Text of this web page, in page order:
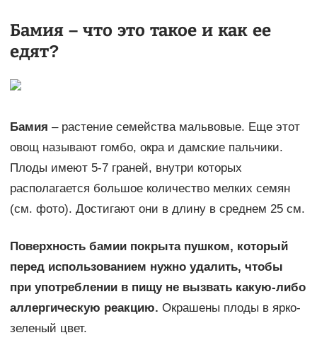
Бамия – что это такое и как ее
едят?
Бамия – растение семейства мальвовые. Еще этот
овощ называют гомбо, окра и дамские пальчики.
Плоды имеют 5-7 граней, внутри которых
располагается большое количество мелких семян
(см. фото). Достигают они в длину в среднем 25 см.
Поверхность бамии покрыта пушком, который
перед использованием нужно удалить, чтобы
при употреблении в пищу не вызвать какую-либо
аллергическую реакцию. Окрашены плоды в ярко-
зеленый цвет.